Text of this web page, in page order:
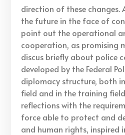
direction of these changes.
the future in the face of
point out the operational
cooperation, as promising
discus briefly about police
developed by the Federal
diplomacy structure, both
field and in the training
reflections with the
force able to protect and
and human rights, inspired